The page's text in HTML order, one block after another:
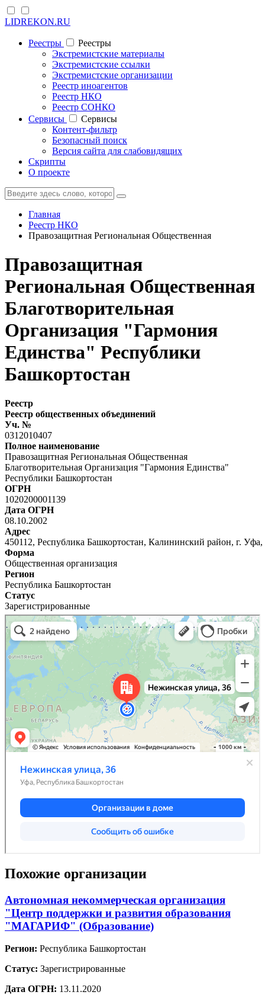
LIDREKON.RU
Реестры
Реестры
Экстремистские материалы
Экстремистские ссылки
Экстремистские организации
Реестр иноагентов
Реестр НКО
Реестр СОНКО
Cервисы
Cервисы
Контент-фильтр
Безопасный поиск
Версия сайта для слабовидящих
Скрипты
О проекте
Главная
Реестр НКО
Правозащитная Региональная Общественная
Правозащитная
Региональная Общественная
Благотворительная
Организация "Гармония
Единства" Республики
Башкортостан
Реестр
Реестр общественных объединений
Уч. №
0312010407
Полное наименование
Правозащитная Региональная Общественная
Благотворительная Организация "Гармония Единства"
Республики Башкортостан
ОГРН
1020200001139
Дата ОГРН
08.10.2002
Адрес
450112, Республика Башкортостан, Калининский район, г.
Форма
Общественная организация
Регион
Республика Башкортостан
Статус
Зарегистрированные
Похожие организации
Автономная некоммерческая организация
"Центр поддержки и развития образования
"МАГАРИФ" (Образование)
Регион: Республика Башкортостан
Статус: Зарегистрированные
Дата ОГРН: 13.11.2020